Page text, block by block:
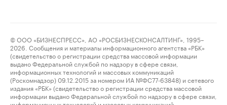
© ООО «БИЗНЕСПРЕСС», АО «РОСБИЗНЕСКОНСАЛТИНГ», 1995–
2026. Сообщения и материалы информационного агентства «РБК»
(свидетельство о регистрации средства массовой информации
выдано Федеральной службой по надзору в сфере связи,
информационных технологий и массовых коммуникаций
(Роскомнадзор) 09.12.2015 за номером ИА №ФС77-63848) и сетевого
издания «РБК» (свидетельство о регистрации средства массовой
информации выдано Федеральной службой по надзору в сфере связи,